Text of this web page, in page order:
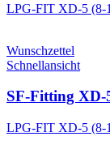
LPG-FIT XD-5 (8-
Wunschzettel
Schnellansicht
SF-Fitting XD-
LPG-FIT XD-5 (8-